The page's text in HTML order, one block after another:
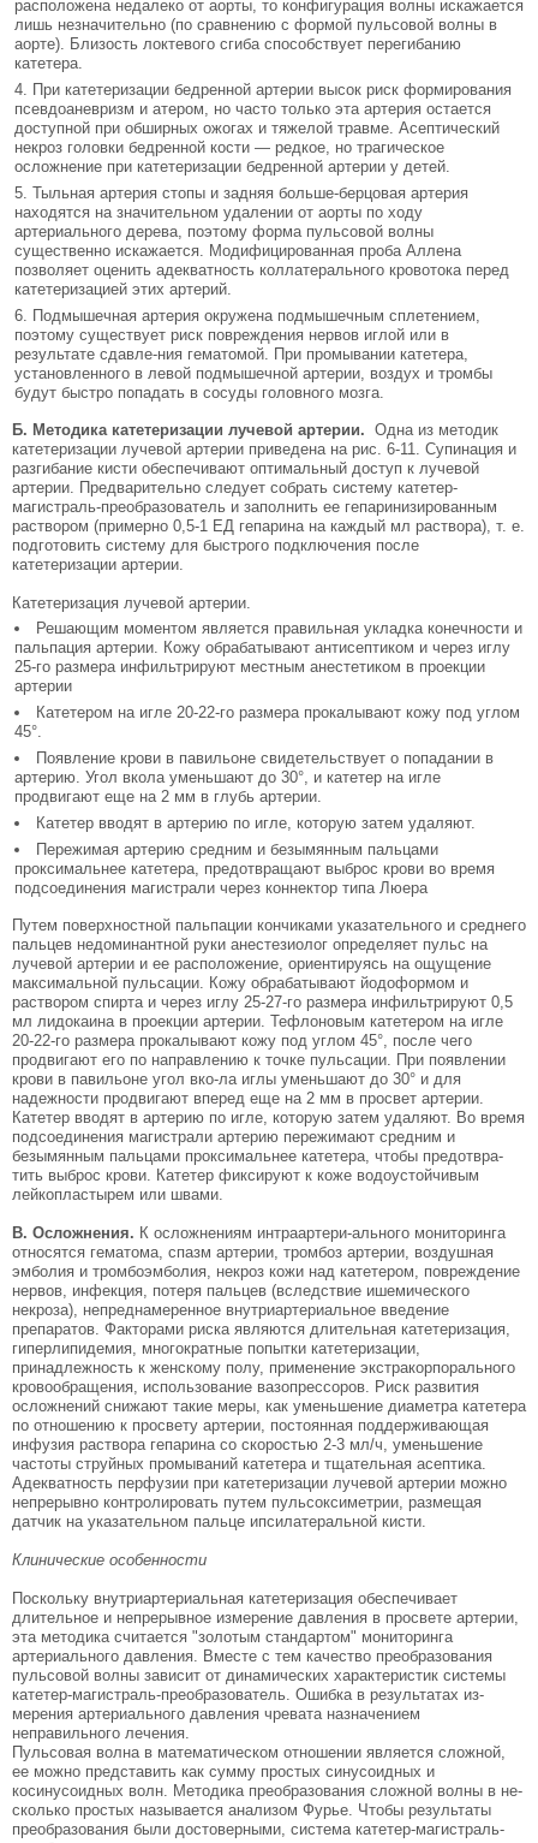
расположена неда­леко от аорты, то конфигурация волны искажается
лишь незначительно (по сравнению с формой пульсовой волны в
аорте). Близость локтевого сги­ба способствует перегибанию
катетера.
При катетеризации бедренной артерии вы­сок риск формирования
псевдоаневризм и атером, но часто только эта артерия остается
доступной при обширных ожогах и тяжелой травме. Асепти­ческий
некроз головки бедренной кости — редкое, но трагическое
осложнение при катетеризации бедренной артерии у детей.
Тыльная артерия стопы и задняя больше-берцовая артерия
находятся на значительном уда­лении от аорты по ходу
артериального дерева, по­этому форма пульсовой волны
существенно искажается. Модифицированная проба Аллена
позволяет оценить адекватность коллатерального кровотока перед
катетеризацией этих артерий.
Подмышечная артерия окружена подмышеч­ным сплетением,
поэтому существует риск по­вреждения нервов иглой или в
результате сдавле-ния гематомой. При промывании катетера,
установленного в левой подмышечной артерии, воздух и тромбы
будут быстро попадать в сосуды головного мозга.
Б. Методика катетеризации лучевой артерии. Одна из методик
катетеризации лучевой артерии приведена на рис. 6-11. Супинация и
разгибание кисти обеспечивают оптимальный доступ к луче­вой
артерии. Предварительно следует собрать сис­тему катетер-
магистраль-преобразователь и за­полнить ее гепаринизированным
раствором (примерно 0,5-1 ЕД гепарина на каждый мл раст­вора), т. е.
подготовить систему для быстрого подключения после
катетеризации артерии.
Катетеризация лучевой артерии.
Решающим моментом является правильная укладка конечности и
паль­пация артерии. Кожу обрабатывают антисептиком и через иглу
25-го размера инфильтрируют местным анестетиком в проекции
артерии
Катетером на игле 20-22-го размера прокалывают кожу под углом
45°.
Появление крови в павильоне свидетельствует о попадании в
артерию. Угол вкола уменьшают до 30°, и катетер на игле
продвигают еще на 2 мм в глубь артерии.
Катетер вводят в артерию по игле, которую затем удаляют.
Пережимая артерию средним и безымянным пальцами
проксимальнее катетера, предотвращают выброс крови во время
подсоединения магистрали через коннектор типа Люера
Путем по­верхностной пальпации кончиками указательного и среднего
пальцев недоминантной руки анесте­зиолог определяет пульс на
лучевой артерии и ее расположение, ориентируясь на ощущение
макси­мальной пульсации. Кожу обрабатывают йодофор­мом и
раствором спирта и через иглу 25-27-го раз­мера инфильтрируют 0,5
мл лидокаина в проекции артерии. Тефлоновым катетером на игле
20-22-го размера прокалывают кожу под углом 45°, после чего
продвигают его по направлению к точке пуль­сации. При появлении
крови в павильоне угол вко-ла иглы уменьшают до 30° и для
надежности про­двигают вперед еще на 2 мм в просвет артерии.
Катетер вводят в артерию по игле, которую затем удаляют. Во время
подсоединения магистрали ар­терию пережимают средним и
безымянным паль­цами проксимальнее катетера, чтобы предотвра­
тить выброс крови. Катетер фиксируют к коже водоустойчивым
лейкопластырем или швами.
В. Осложнения. К осложнениям интраартери-ального мониторинга
относятся гематома, спазм артерии, тромбоз артерии, воздушная
эмболия и тромбоэмболия, некроз кожи над катетером, по­вреждение
нервов, инфекция, потеря пальцев (вследствие ишемического
некроза), непреднаме­ренное внутриартериальное введение
препаратов. Факторами риска являются длительная катетериза­ция,
гиперлипидемия, многократные попытки кате­теризации,
принадлежность к женскому полу, при­менение экстракорпорального
кровообращения, использование вазопрессоров. Риск развития
ослож­нений снижают такие меры, как уменьшение диа­метра катетера
по отношению к просвету артерии, постоянная поддерживающая
инфузия раствора ге­парина со скоростью 2-3 мл/ч, уменьшение
частоты струйных промываний катетера и тщательная асеп­тика.
Адекватность перфузии при катетеризации лучевой артерии можно
непрерывно контролировать путем пульсоксиметрии, размещая
датчик на указательном пальце ипсилатеральной кисти.
Клинические особенности
Поскольку внутриартериальная катетеризация обеспечивает
длительное и непрерывное измерение давления в просвете артерии,
эта методика считает­ся "золотым стандартом" мониторинга
артериаль­ного давления. Вместе с тем качество преобразова­ния
пульсовой волны зависит от динамических характеристик системы
катетер-магистраль-пре­образователь. Ошибка в результатах из­
мерения артериального давления чревата назначе­нием
неправильного лечения.
Пульсовая волна в математическом отношении является сложной,
ее можно представить как сум­му простых синусоидных и
косинусоидных волн. Методика преобразования сложной волны в не­
сколько простых называется анализом Фурье. Чтобы результаты
преобразования были достовер­ными, система катетер-магистраль-